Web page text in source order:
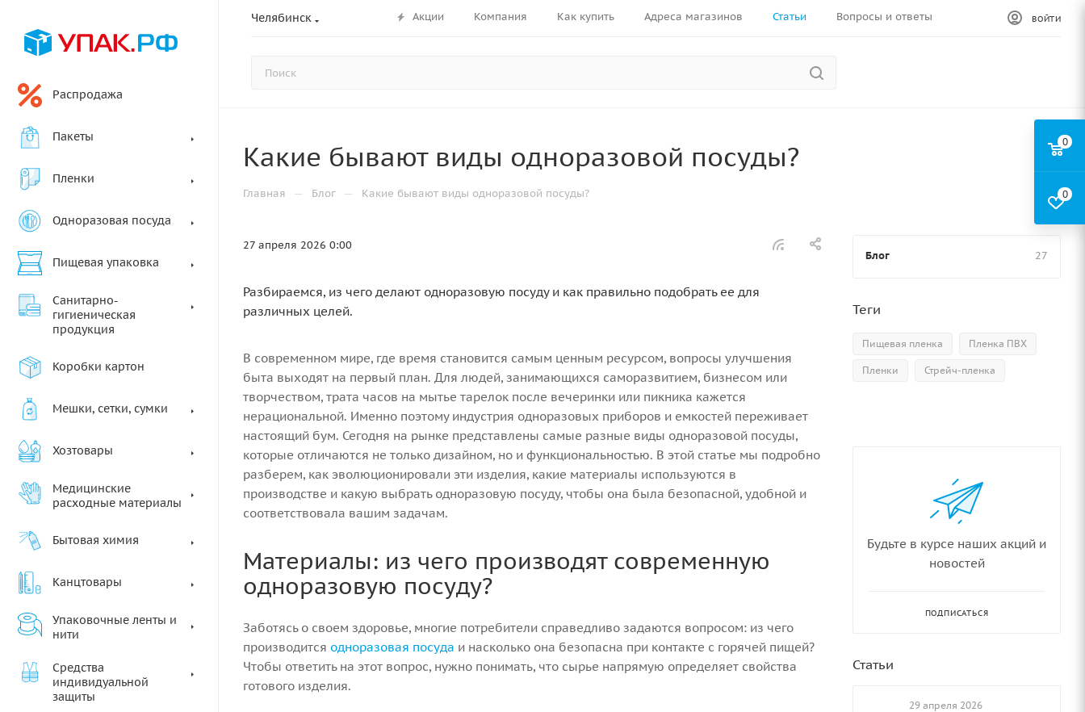
Челябинск Акции Компания Как купить Адреса магазинов Статьи Вопросы и ответы ВОЙТИ
Распродажа
Пакеты
Пленки
Одноразовая посуда
Пищевая упаковка
Санитарно-
гигиеническая
продукция
Коробки картон
Мешки, сетки, сумки
Хозтовары
Медицинские
расходные материалы
Бытовая химия
Канцтовары
Упаковочные ленты и
нити
Средства
индивидуальной
защиты
Какие бывают виды одноразовой посуды?
Главная — Блог — Какие бывают виды одноразовой посуды?
27 апреля 2026 0:00
Разбираемся, из чего делают одноразовую посуду и как правильно подобрать ее для
различных целей.
В современном мире, где время становится самым ценным ресурсом, вопросы улучшения
быта выходят на первый план. Для людей, занимающихся саморазвитием, бизнесом или
творчеством, трата часов на мытье тарелок после вечеринки или пикника кажется
нерациональной. Именно поэтому индустрия одноразовых приборов и емкостей переживает
настоящий бум. Сегодня на рынке представлены самые разные виды одноразовой посуды,
которые отличаются не только дизайном, но и функциональностью. В этой статье мы подробно
разберем, как эволюционировали эти изделия, какие материалы используются в
производстве и какую выбрать одноразовую посуду, чтобы она была безопасной, удобной и
соответствовала вашим задачам.
Материалы: из чего производят современную
одноразовую посуду?
Заботясь о своем здоровье, многие потребители справедливо задаются вопросом: из чего
производится одноразовая посуда и насколько она безопасна при контакте с горячей пищей?
Чтобы ответить на этот вопрос, нужно понимать, что сырье напрямую определяет свойства
готового изделия.
Блог 27
Теги
Пищевая пленка Пленка ПВХ
Пленки Стрейч-пленка
Будьте в курсе наших акций и
новостей
ПОДПИСАТЬСЯ
Статьи
29 апреля 2026
0
0